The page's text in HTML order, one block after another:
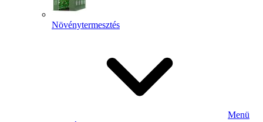
Növénytermesztés
Menü